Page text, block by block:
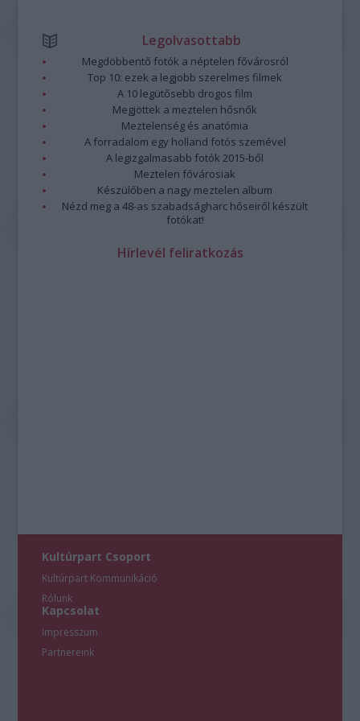
Legolvasottabb
Megdöbbentő fotók a néptelen fővárosról
Top 10: ezek a legjobb szerelmes filmek
A 10 legütősebb drogos film
Megjöttek a meztelen hősnők
Meztelenség és anatómia
A forradalom egy holland fotós szemével
A legizgalmasabb fotók 2015-ből
Meztelen fővárosiak
Készülőben a nagy meztelen album
Nézd meg a 48-as szabadságharc hőseiről készült
fotókat!
Hírlevél feliratkozás
Kultúrpart Csoport
Kultúrpart Kommunikáció
Rólunk
Kapcsolat
Impresszum
Partnereink